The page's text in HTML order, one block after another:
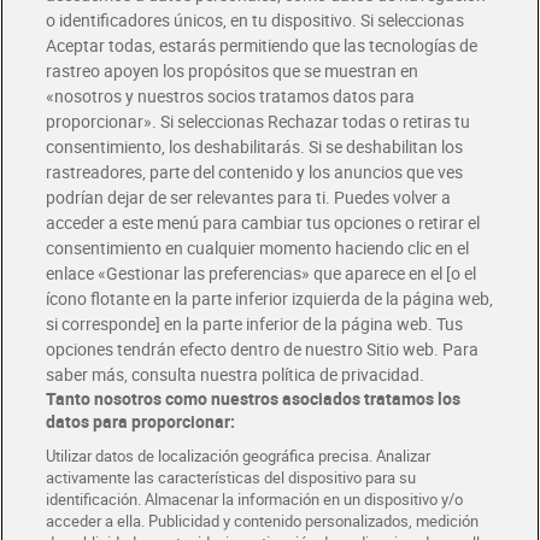
Envío gratis por compras superiores a 100€
Envío estandar por 4,99€
Glovo y Uber Eats
Solicita tu factura de Glovo o Uber Eats
Únete al CLUB Dia
Disfruta las ventajas y ofertas exclusivas.
Descárgate la APP Dia
Folletos y Tiendas
Descubre las mejores ofertas y busca tu tienda más cercana
Tarjeta MaX Dia
Te devuelve hasta 8€/mes de tus compras.
¡Solicita tu tarjeta de crédito aquí!
COMER MEJOR CADA DIA
COLABORA CON DIA ABRE TU TIENDA DIA CORPORATE
o identificadores únicos, en tu dispositivo. Si seleccionas
Aceptar todas, estarás permitiendo que las tecnologías de
rastreo apoyen los propósitos que se muestran en
«nosotros y nuestros socios tratamos datos para
proporcionar». Si seleccionas Rechazar todas o retiras tu
consentimiento, los deshabilitarás. Si se deshabilitan los
rastreadores, parte del contenido y los anuncios que ves
podrían dejar de ser relevantes para ti. Puedes volver a
acceder a este menú para cambiar tus opciones o retirar el
consentimiento en cualquier momento haciendo clic en el
enlace «Gestionar las preferencias» que aparece en el [o el
ícono flotante en la parte inferior izquierda de la página web,
si corresponde] en la parte inferior de la página web. Tus
opciones tendrán efecto dentro de nuestro Sitio web. Para
saber más, consulta nuestra política de privacidad.
Tanto nosotros como nuestros asociados tratamos los
datos para proporcionar:
Utilizar datos de localización geográfica precisa. Analizar
activamente las características del dispositivo para su
identificación. Almacenar la información en un dispositivo y/o
acceder a ella. Publicidad y contenido personalizados, medición